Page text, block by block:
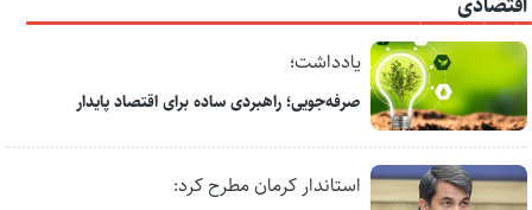
یادداشت؛
صرفه‌جویی؛ راهبردی ساده برای اقتصاد پایدار
استاندار کرمان مطرح کرد: